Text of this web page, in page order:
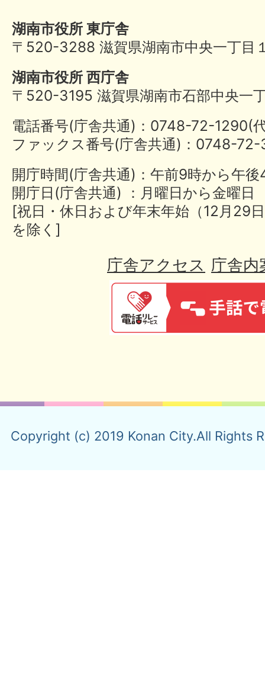
湖南市役所 東庁舎
〒520-3288 滋賀県湖南市中央一丁目
湖南市役所 西庁舎
〒520-3195 滋賀県湖南市石部中央一
電話番号(庁舎共通)：0748-72-
ファックス番号(庁舎共通)：0748-
開庁時間(庁舎共通)：午前9時から午
開庁日(庁舎共通) ：月曜日から金曜日
[祝日・休日および年末年始（12月29
を除く]
庁舎アクセス 庁舎内
Copyright (c) 2019 Konan City.All Rights